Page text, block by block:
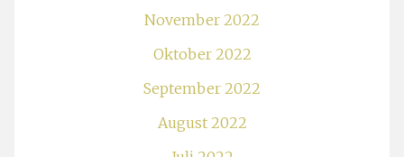
November 2022
Oktober 2022
September 2022
August 2022